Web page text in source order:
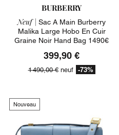
BURBERRY
Neuf | Sac A Main Burberry
Malika Large Hobo En Cuir
Graine Noir Hand Bag 1490€
399,90 €
1 490,00 €neuf -73%
Nouveau